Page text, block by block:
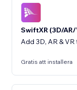
SwiftXR (3D/
Add 3D, AR &
Gratis att installera